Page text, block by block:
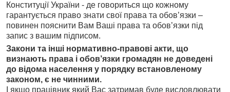
Конституції України - де говориться що кожному
гарантується право знати свої права та обов’язки –
повинен пояснити Вам Ваші права та обов’язки під
запис з вашим підписом.
Закони та інші нормативно-правові акти, що
визнають права і обов’язки громадян не доведені
до відома населення у порядку встановленому
законом, є не чинними.
І якщо працівник який Вас затримав буде висловлювати